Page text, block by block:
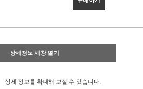
상세정보 새창 열기
상세 정보를 확대해 보실 수 있습니다.